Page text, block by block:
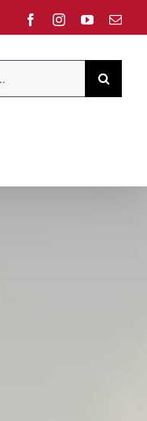
FacebookInstagramYouTube